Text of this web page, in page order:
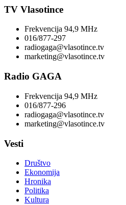
TV Vlasotince
Frekvencija 94,9 MHz
016/877-297
radiogaga@vlasotince.tv
marketing@vlasotince.tv
Radio GAGA
Frekvencija 94,9 MHz
016/877-296
radiogaga@vlasotince.tv
marketing@vlasotince.tv
Vesti
Društvo
Ekonomija
Hronika
Politika
Kultura